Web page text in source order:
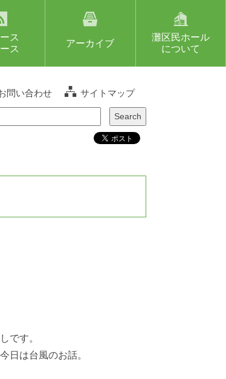
ス
ス
アーカイブ
灘区民ホール
について
問い合わせ サイトマップ
です。
日は台風のお話。